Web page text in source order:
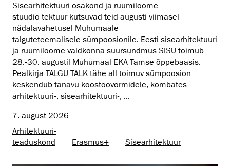
Sisearhitektuuri osakond ja ruumiloome
stuudio tektuur kutsuvad teid augusti viimasel
nädalavahetusel Muhumaale
talguteteemalisele sümpoosionile. Eesti sisearhitektuuri
ja ruumiloome valdkonna suursündmus SISU toimub
28.-30. augustil Muhumaal EKA Tamse õppebaasis.
Pealkirja TALGU TALK tähe all toimuv sümpoosion
keskendub tänavu koostöövormidele, kombates
arhitektuuri-, sisearhitektuuri-, ...
7. august 2026
Arhitektuuri­
teaduskond
Erasmus+ Sisearhitektuur